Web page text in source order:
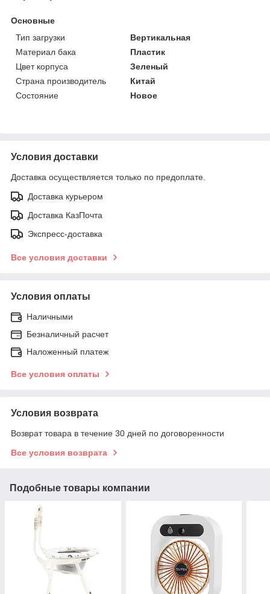
Основные
Тип загрузки
Вертикальная
Материал бака
Пластик
Цвет корпуса
Зеленый
Страна производитель
Китай
Состояние
Новое
Условия доставки
Доставка осуществляется только по предоплате.
Доставка курьером
Доставка КазПочта
Экспресс-доставка
Все условия доставки
Условия оплаты
Наличными
Безналичный расчет
Наложенный платеж
Все условия оплаты
Условия возврата
Возврат товара в течение 30 дней по договоренности
Все условия возврата
Подобные товары компании